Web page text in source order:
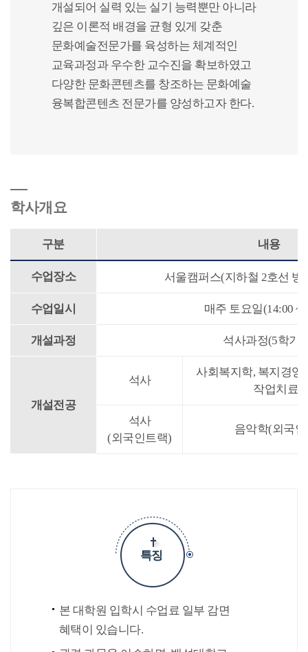
개설되어 실력 있는 실기 능력뿐만 아니라
깊은 이론적 배경을 균형 있게 갖춘
문화예술전문가를 육성하는 체계적인
교육과정과 우수한 교수진을 확보하였고
다양한 문화콘텐츠를 창조하는 문화예술
융복합콘텐츠 전문가를 양성하고자 한다.
학사개요
구분 내용
수업장소 서울캠퍼스(지하철 2호선 방
수업일시 매주 토요일(14:00 ~
개설과정 석사과정(5학기
개설전공
석사
사회복지학, 복지경영
작업치료
석사
(외국인트랙)
음악학(외국
특징
본 대학원 입학시 수업료 일부 감면
혜택이 있습니다.